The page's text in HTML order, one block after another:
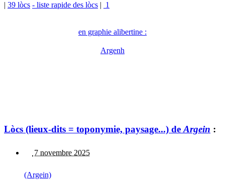
| 39 lòcs - liste rapide des lòcs | 1
en graphie alibertine :
Argenh
Lòcs (lieux-dits = toponymie, paysage...) de Argein :
7 novembre 2025
(Argein)